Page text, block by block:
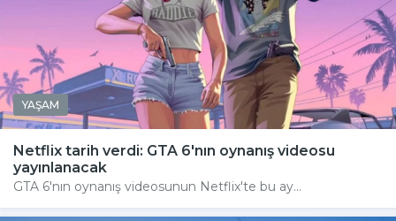
YAŞAM
Netflix tarih verdi: GTA 6'nın oynanış videosu
yayınlanacak
GTA 6'nın oynanış videosunun Netflix'te bu ay...